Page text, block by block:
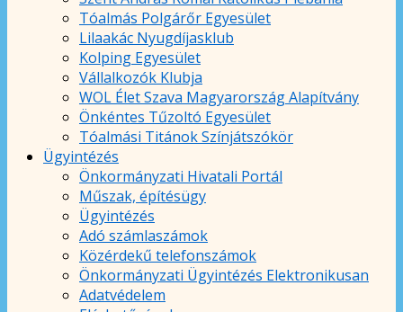
Tóalmás Polgárőr Egyesület
Lilaakác Nyugdíjasklub
Kolping Egyesület
Vállalkozók Klubja
WOL Élet Szava Magyarország Alapítvány
Önkéntes Tűzoltó Egyesület
Tóalmási Titánok Színjátszókör
Ügyintézés
Önkormányzati Hivatali Portál
Műszak, építésügy
Ügyintézés
Adó számlaszámok
Közérdekű telefonszámok
Önkormányzati Ügyintézés Elektronikusan
Adatvédelem